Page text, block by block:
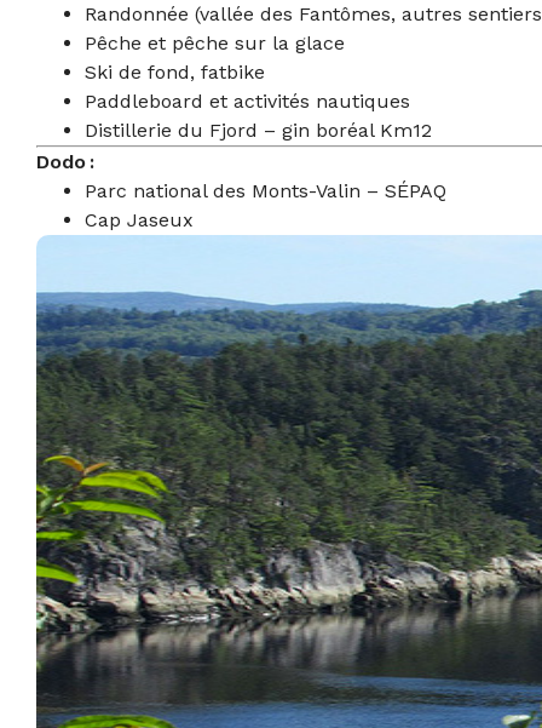
Randonnée (vallée des Fantômes, autres
Pêche et pêche sur la glace
Ski de fond, fatbike
Paddleboard et activités nautiques
Distillerie du Fjord – gin boréal Km12
Dodo :
Parc national des Monts-Valin – SÉPAQ
Cap Jaseux